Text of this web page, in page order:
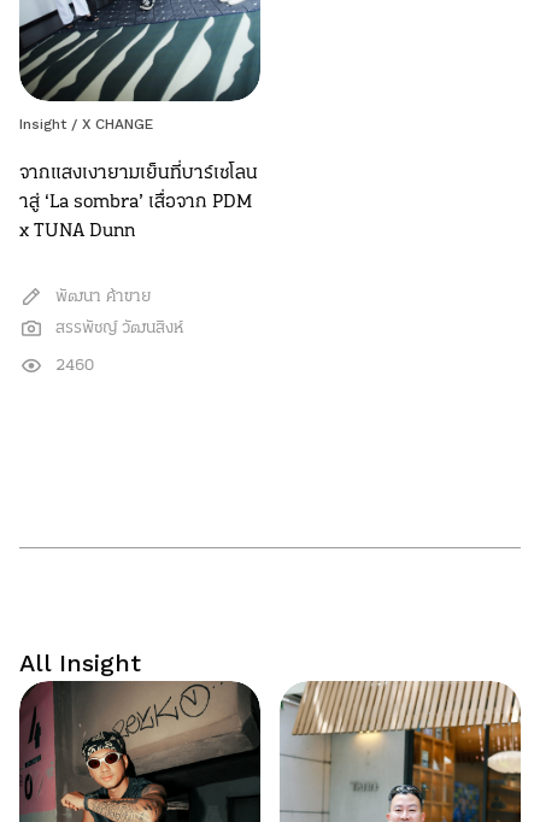
Insight / X CHANGE
จากแสงเงายามเย็นที่บาร์เซโลน
าสู่ ‘La sombra’ เสื่อจาก PDM
x TUNA Dunn
พัฒนา ค้าขาย
สรรพัชญ์ วัฒนสิงห์
2460
All Insight